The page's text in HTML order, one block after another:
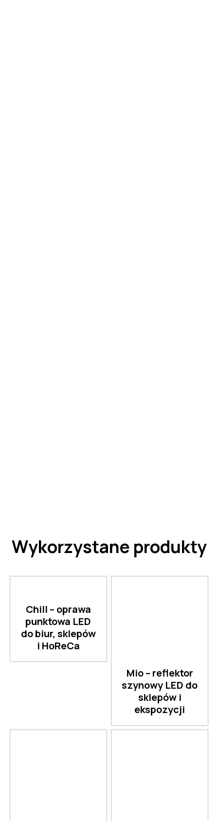
Wykorzystane produkty
Chill – oprawa
punktowa LED
do biur, sklepów
i HoReCa
Mio – reflektor
szynowy LED do
sklepów i
ekspozycji